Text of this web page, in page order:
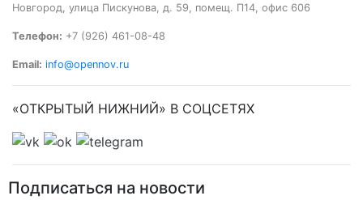
Новгород, улица Пискунова, д. 59, помещ. П14, офис 606
Телефон: +7 (926) 461-08-48
Email: info@opennov.ru
«ОТКРЫТЫЙ НИЖНИЙ» В СОЦСЕТЯХ
Подписаться на новости